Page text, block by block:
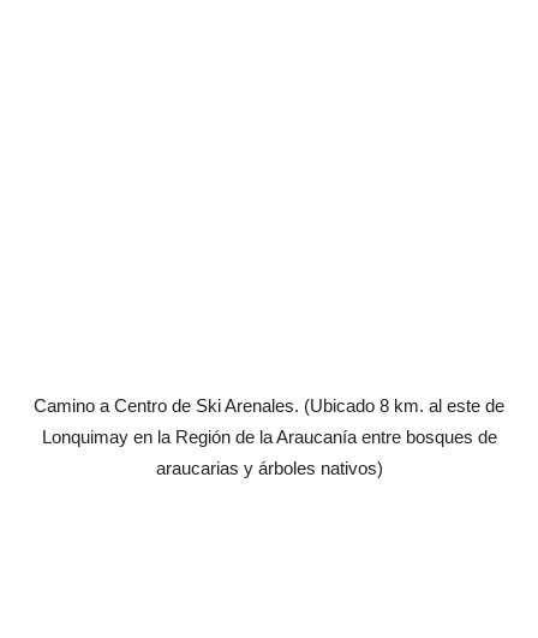
Camino a Centro de Ski Arenales. (Ubicado 8 km. al este de
Lonquimay en la Región de la Araucanía entre bosques de
araucarias y árboles nativos)